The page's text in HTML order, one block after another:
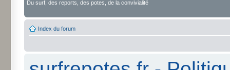
Du surf, des reports, des potes, de la convivialité
Index du forum